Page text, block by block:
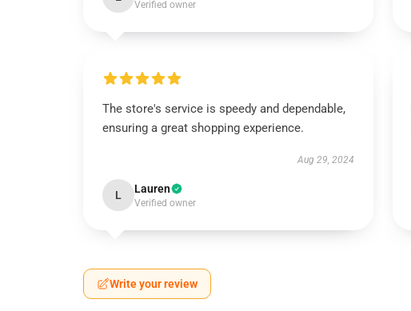
Verified owner
The store's service is speedy and dependable,
ensuring a great shopping experience.
Aug 29, 2024
L Lauren
Verified owner
Write your review